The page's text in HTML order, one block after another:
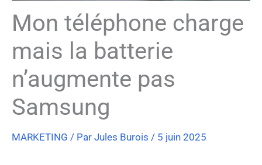
Mon téléphone charge
mais la batterie
n’augmente pas
Samsung
MARKETING / Par Jules Burois / 5 juin 2025